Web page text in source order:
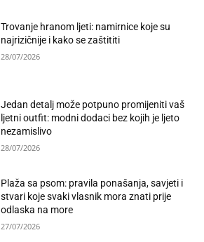
Trovanje hranom ljeti: namirnice koje su
najrizičnije i kako se zaštititi
28/07/2026
Jedan detalj može potpuno promijeniti vaš
ljetni outfit: modni dodaci bez kojih je ljeto
nezamislivo
28/07/2026
Plaža sa psom: pravila ponašanja, savjeti i
stvari koje svaki vlasnik mora znati prije
odlaska na more
27/07/2026